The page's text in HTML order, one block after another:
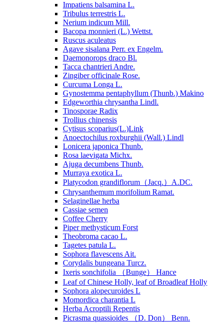
Impatiens balsamina L.
Tribulus terrestris L.
Nerium indicum Mill.
Bacopa monnieri (L.) Wettst.
Ruscus aculeatus
Agave sisalana Perr. ex Engelm.
Daemonorops draco Bl.
Tacca chantrieri Andre.
Zingiber officinale Rose.
Curcuma Longa L.
Gynostemma pentaphyllum (Thunb.) Makino
Edgeworthia chrysantha Lindl.
Tinosporae Radix
Trollius chinensis
Cytisus scoparius(L.)Link
Anoectochilus roxburghii (Wall.) Lindl
Lonicera japonica Thunb.
Rosa laevigata Michx.
Ajuga decumbens Thunb.
Murraya exotica L.
Platycodon grandiflorum（Jacq.）A.DC.
Chrysanthemum morifolium Ramat.
Selaginellae herba
Cassiae semen
Coffee Cherry
Piper methysticum Forst
Theobroma cacao L.
Tagetes patula L.
Sophora flavescens Ait.
Corydalis bungeana Turcz.
Ixeris sonchifolia （Bunge） Hance
Leaf of Chinese Holly, leaf of Broadleaf Holly
Sophora alopecuroides L
Momordica charantia L
Herba Acroptili Repentis
Picrasma quassioides （D. Don） Benn.